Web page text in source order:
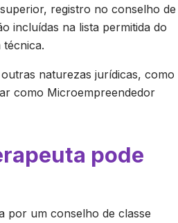
registro no conselho de
incluídas na lista permitida do
técnica.
naturezas jurídicas, como
como Microempreendedor
pode
por um conselho de classe